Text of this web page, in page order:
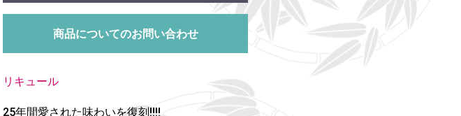
商品についてのお問い合わせ
リキュール
25年間愛された味わいを復刻!!!!